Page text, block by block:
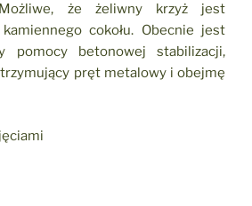
że żeliwny krzyż jest
cokołu. Obecnie jest
pomocy betonowej stabilizacji,
pręt metalowy i obejmę